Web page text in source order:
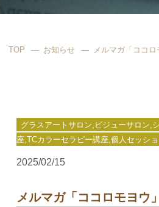
TOP お知らせ メルマガ「ココ
グラスアートサロン,ビジューサロン,
座,TCカラーセラピー講座,個人セッシ
2025/02/15
メルマガ「ココロモヨウ